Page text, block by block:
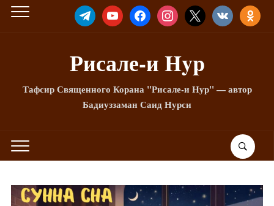
TELEGRAMYOUTUBEFACEBOOKINSTAGRAM
X VKONTAKTE
Рисале-и Hyp
Тафсир Священного Корана "Рисале-и Нур" — автор
Бадиуззаман Саид Нурси